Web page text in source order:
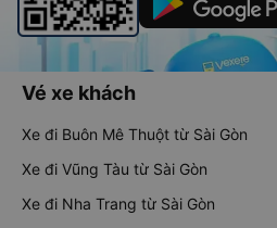
Vé xe khách
Xe đi Buôn Mê Thuột từ Sài Gòn
Xe đi Vũng Tàu từ Sài Gòn
Xe đi Nha Trang từ Sài Gòn